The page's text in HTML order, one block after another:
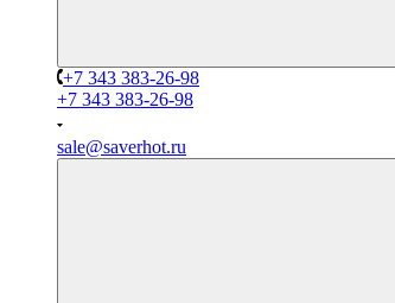
+7 343 383-26-98
+7 343 383-26-98
sale@saverhot.ru